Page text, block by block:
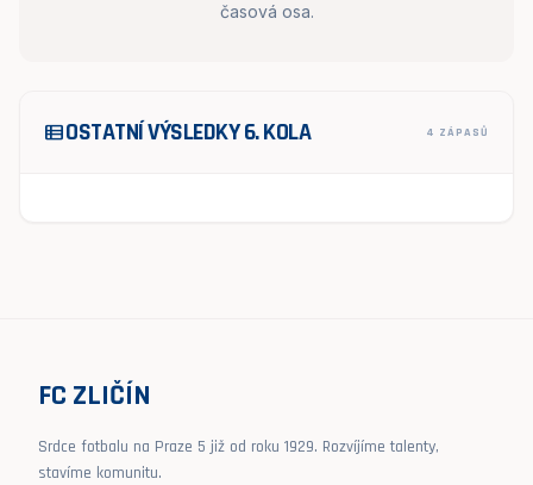
časová osa.
view_listOSTATNÍ VÝSLEDKY 6. KOLA 4 ZÁPASŮ
FC ZLIČÍN
Srdce fotbalu na Praze 5 již od roku 1929. Rozvíjíme talenty,
stavíme komunitu.